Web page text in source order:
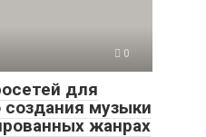
0
для
музыки
жанрах